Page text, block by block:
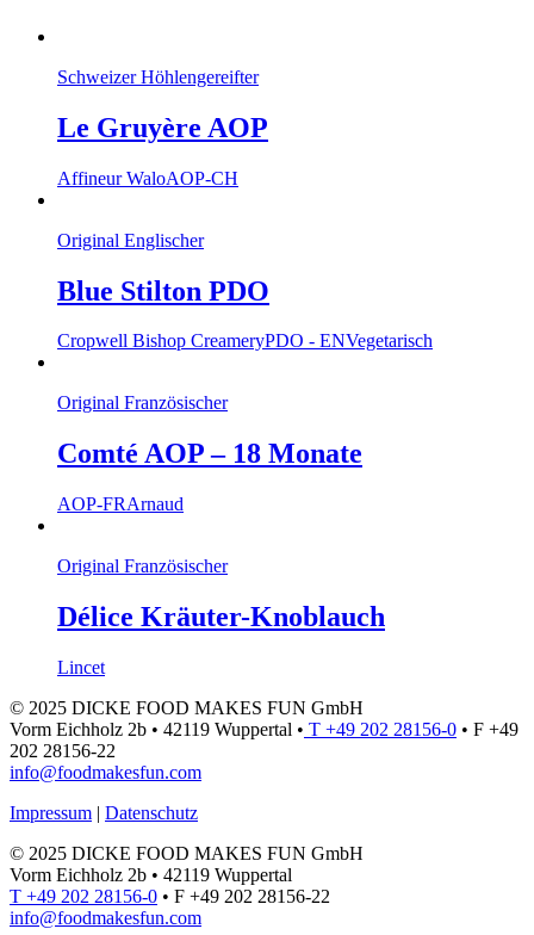
Schweizer Höhlengereifter
Le Gruyère AOP
Affineur WaloAOP-CH
Original Englischer
Blue Stilton PDO
Cropwell Bishop CreameryPDO - ENVegetarisch
Original Französischer
Comté AOP – 18 Monate
AOP-FRArnaud
Original Französischer
Délice Kräuter-Knoblauch
Lincet
© 2025 DICKE FOOD MAKES FUN GmbH
Vorm Eichholz 2b • 42119 Wuppertal • T +49 202 28156-0 • F +49
202 28156-22
info@foodmakesfun.com
Impressum | Datenschutz
© 2025 DICKE FOOD MAKES FUN GmbH
Vorm Eichholz 2b • 42119 Wuppertal
T +49 202 28156-0 • F +49 202 28156-22
info@foodmakesfun.com